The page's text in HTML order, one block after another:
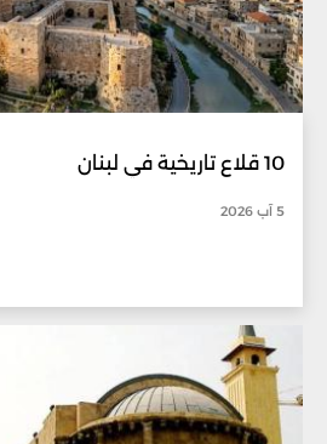
10 قلاع تاريخية في لبنان
5 آب 2026